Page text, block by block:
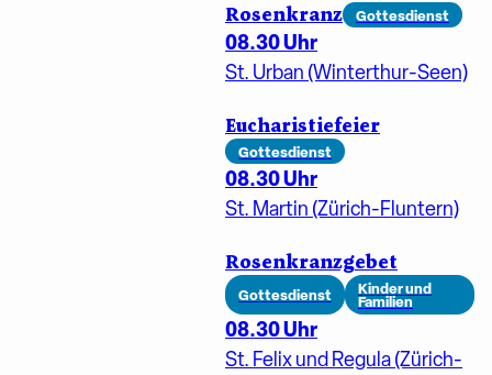
Rosenkranz Gottesdienst
08.30 Uhr
St. Urban (Winterthur-Seen)
Eucharistiefeier
Gottesdienst
08.30 Uhr
St. Martin (Zürich-Fluntern)
Rosenkranzgebet
Gottesdienst Kinder und
Familien
08.30 Uhr
St. Felix und Regula (Zürich-